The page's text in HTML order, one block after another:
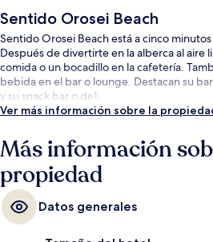
Sentido Orosei Beach
Sentido Orosei Beach está a cinco
Después de divertirte en la alberca al
comida o un bocadillo en la cafetería.
bebida en el bar o lounge. Destacan su
y su snack bar o deli.
Ver más información sobre la
Más información
propiedad
Datos generales